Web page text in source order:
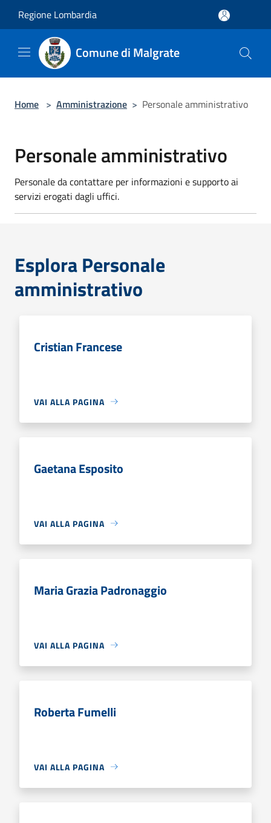
Regione Lombardia
Comune di Malgrate
Home > Amministrazione > Personale amministrativo
Personale amministrativo
Personale da contattare per informazioni e supporto ai
servizi erogati dagli uffici.
Esplora Personale
amministrativo
Cristian Francese
VAI ALLA PAGINA
Gaetana Esposito
VAI ALLA PAGINA
Maria Grazia Padronaggio
VAI ALLA PAGINA
Roberta Fumelli
VAI ALLA PAGINA